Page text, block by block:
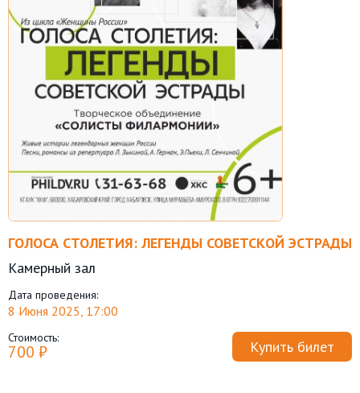
ГОЛОСА СТОЛЕТИЯ: ЛЕГЕНДЫ СОВЕТСКОЙ ЭСТРАДЫ
Камерный зал
Дата проведения:
8 Июня 2025, 17:00
Стоимость:
700 ₽ Купить билет